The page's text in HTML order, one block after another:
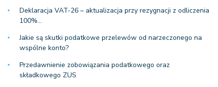
Deklaracja VAT-26 – aktualizacja przy rezygnacji z odliczenia
100%…
Jakie są skutki podatkowe przelewów od narzeczonego na
wspólne konto?
Przedawnienie zobowiązania podatkowego oraz
składkowego ZUS